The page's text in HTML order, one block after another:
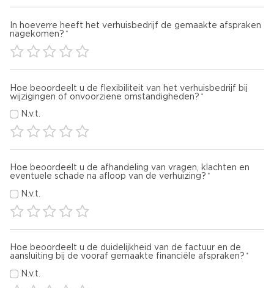
In hoeverre heeft het verhuisbedrijf de gemaakte afspraken
nagekomen?
Hoe beoordeelt u de flexibiliteit van het verhuisbedrijf bij
wijzigingen of onvoorziene omstandigheden?
N.v.t.
Hoe beoordeelt u de afhandeling van vragen, klachten en
eventuele schade na afloop van de verhuizing?
N.v.t.
Hoe beoordeelt u de duidelijkheid van de factuur en de
aansluiting bij de vooraf gemaakte financiële afspraken?
N.v.t.